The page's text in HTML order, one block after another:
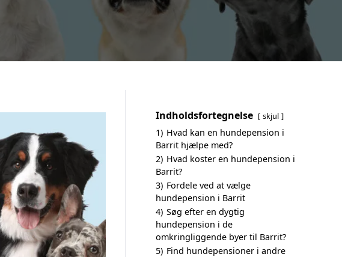
Indholdsfortegnelse skjul
1) Hvad kan en hundepension i
Barrit hjælpe med?
2) Hvad koster en hundepension i
Barrit?
3) Fordele ved at vælge
hundepension i Barrit
4) Søg efter en dygtig
hundepension i de
omkringliggende byer til Barrit?
5) Find hundepensioner i andre